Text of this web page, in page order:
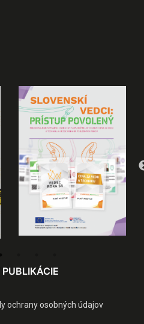
ochrany osobných údajov